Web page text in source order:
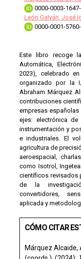
0000-0003-
León Galván, José
0000-0001-
Este libro recoge
Automática,
2023), celebrado
organizado por la
Abraham Márquez
contribuciones
empresas
ejes: electrónica
instrumentación y
e industriales. El
agricultura de
aeroespacial,
como Isotrol,
científicos revisados
de la
convertidores,
aplicada y
CÓMO CITAR
Márquez Alcaide,